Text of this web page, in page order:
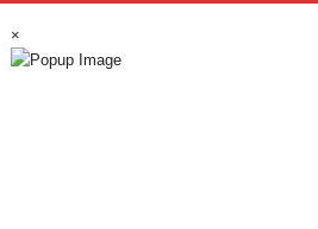
×